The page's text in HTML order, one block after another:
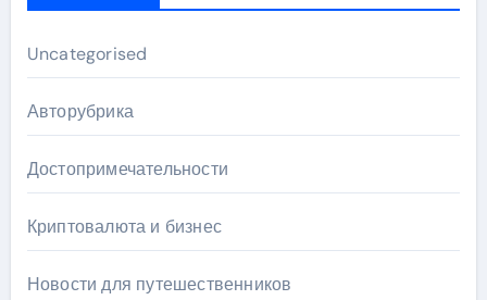
Uncategorised
Авторубрика
Достопримечательности
Криптовалюта и бизнес
Новости для путешественников